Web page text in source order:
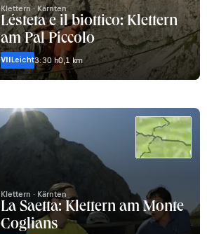
Klettern · Kärnten
Lésteta e il biottico: Klettern
am Pal Piccolo
VIILeicht3:30 h0,1 km
Klettern · Kärnten
La Saetta: Klettern am Monte
Coglians